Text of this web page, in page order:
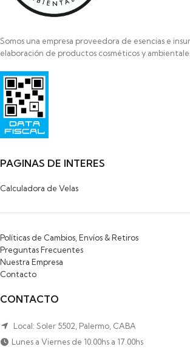
Somos una empresa proveedora de esencias e
elaboración de productos cosméticos y
PAGINAS DE INTERES
Calculadora de Velas
Políticas de Cambios, Envíos & Retiros
Preguntas Frecuentes
Nuestra Empresa
Contacto
CONTACTO
Local: Soler 5502, Palermo, CABA
Lunes a Viernes de 10.00hs a 17.00hs